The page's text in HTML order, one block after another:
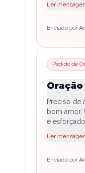
Ler
Enviado por
Pedido de
Preciso de
bom amor.
e
Ler
Enviado por